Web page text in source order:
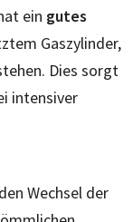
ein gutes
Gaszylinder,
Dies sorgt
intensiver
Wechsel der